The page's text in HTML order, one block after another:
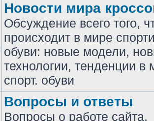
Новости мира
Обсуждение всего того,
происходит в мире
обуви: новые модели,
технологии, тенденции в
спорт. обуви
Вопросы и ответы
Вопросы о работе сайта,